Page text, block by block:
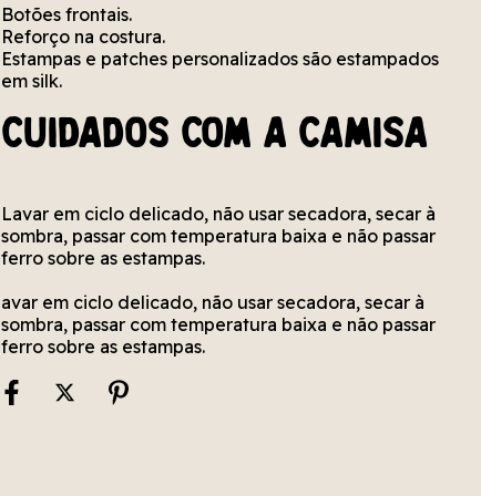
Botões frontais.
Reforço na costura.
Estampas e patches personalizados são estampados
em silk.
Cuidados com a camisa
Lavar em ciclo delicado, não usar secadora, secar à
sombra, passar com temperatura baixa e não passar
ferro sobre as estampas.
avar em ciclo delicado, não usar secadora, secar à
sombra, passar com temperatura baixa e não passar
ferro sobre as estampas.